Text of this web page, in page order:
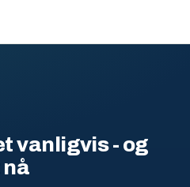
vanligvis - og
nå